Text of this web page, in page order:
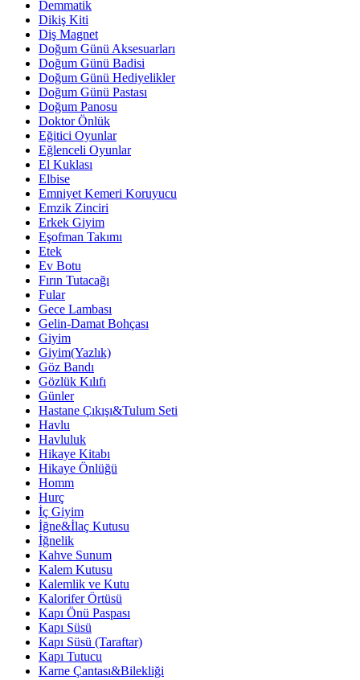
Demmatik
Dikiş Kiti
Diş Magnet
Doğum Günü Aksesuarları
Doğum Günü Badisi
Doğum Günü Hediyelikler
Doğum Günü Pastası
Doğum Panosu
Doktor Önlük
Eğitici Oyunlar
Eğlenceli Oyunlar
El Kuklası
Elbise
Emniyet Kemeri Koruyucu
Emzik Zinciri
Erkek Giyim
Eşofman Takımı
Etek
Ev Botu
Fırın Tutacağı
Fular
Gece Lambası
Gelin-Damat Bohçası
Giyim
Giyim(Yazlık)
Göz Bandı
Gözlük Kılıfı
Günler
Hastane Çıkışı&Tulum Seti
Havlu
Havluluk
Hikaye Kitabı
Hikaye Önlüğü
Homm
Hurç
İç Giyim
İğne&İlaç Kutusu
İğnelik
Kahve Sunum
Kalem Kutusu
Kalemlik ve Kutu
Kalorifer Örtüsü
Kapı Önü Paspası
Kapı Süsü
Kapı Süsü (Taraftar)
Kapı Tutucu
Karne Çantası&Bilekliği